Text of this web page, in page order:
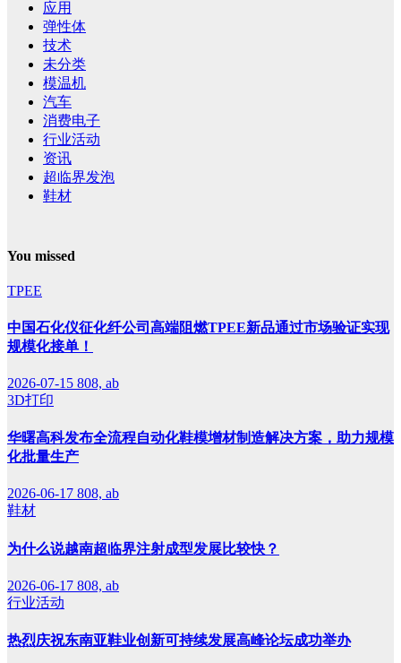
应用
弹性体
技术
未分类
模温机
汽车
消费电子
行业活动
资讯
超临界发泡
鞋材
You missed
TPEE
中国石化仪征化纤公司高端阻燃TPEE新品通过市场验证实现
规模化接单！
2026-07-15 808, ab
3D打印
华曙高科发布全流程自动化鞋模增材制造解决方案，助力规模
化批量生产
2026-06-17 808, ab
鞋材
为什么说越南超临界注射成型发展比较快？
2026-06-17 808, ab
行业活动
热烈庆祝东南亚鞋业创新可持续发展高峰论坛成功举办